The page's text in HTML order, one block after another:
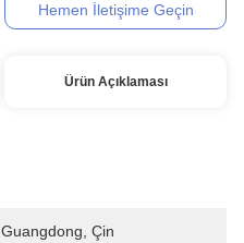
Hemen İletişime Geçin
Ürün Açıklaması
Guangdong, Çin